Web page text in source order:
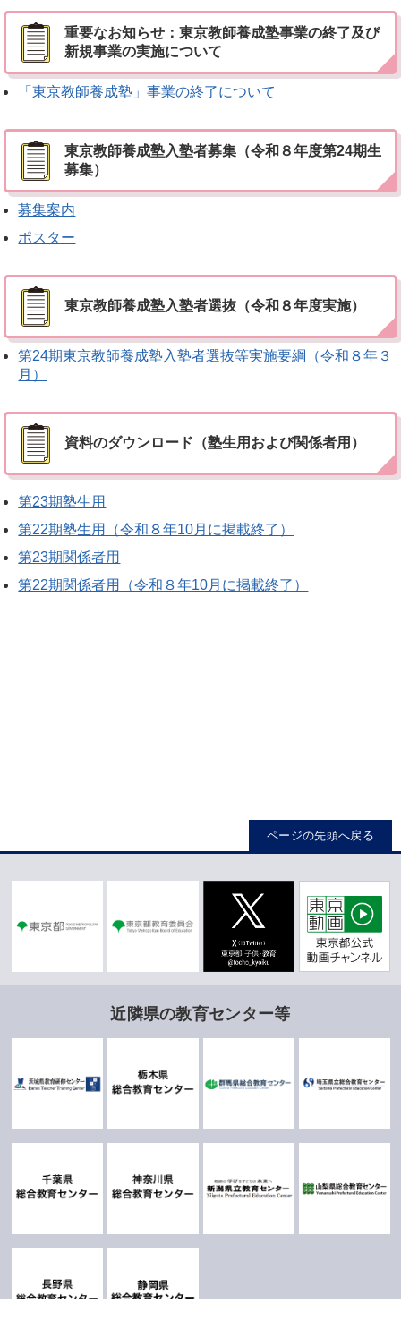
重要なお知らせ：東京教師養成塾事業の終了及び
新規事業の実施について
「東京教師養成塾」事業の終了について
東京教師養成塾入塾者募集（令和８年度第24期生
募集）
募集案内
ポスター
東京教師養成塾入塾者選抜（令和８年度実施）
第24期東京教師養成塾入塾者選抜等実施要綱（令和８年３
月）
資料のダウンロード（塾生用および関係者用）
第23期塾生用
第22期塾生用（令和８年10月に掲載終了）
第23期関係者用
第22期関係者用（令和８年10月に掲載終了）
ページの先頭へ戻る
近隣県の教育センター等